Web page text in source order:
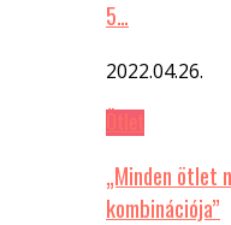
5…
2022.04.26.
„Minden ötlet
kombinációja”